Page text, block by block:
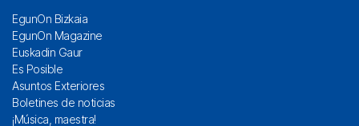
EgunOn Bizkaia
EgunOn Magazine
Euskadin Gaur
Es Posible
Asuntos Exteriores
Boletines de noticias
¡Música, maestra!